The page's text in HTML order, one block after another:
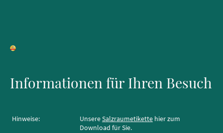
Informationen für Ihren Besuch
Hinweise: UnsereSalzraumetikettehier zum
Download für Sie.